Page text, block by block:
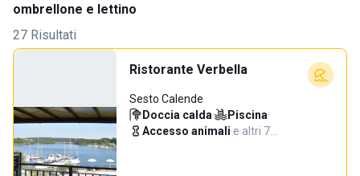
ombrellone e lettino
27 Risultati
Ristorante Verbella
Sesto Calende
Doccia calda· Piscina·
Accesso animali·e altri 7…